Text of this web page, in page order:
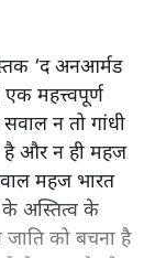
‘द अनआर्मड
महत्त्वपूर्ण
न तो गांधी
है और न ही महज
महज भारत
के अस्तित्व के
को बचना है